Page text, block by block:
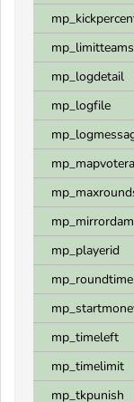
mp_limitteams
mp_logdetail
mp_logfile
mp_playerid
mp_roundtime
mp_timeleft
mp_timelimit
mp_tkpunish